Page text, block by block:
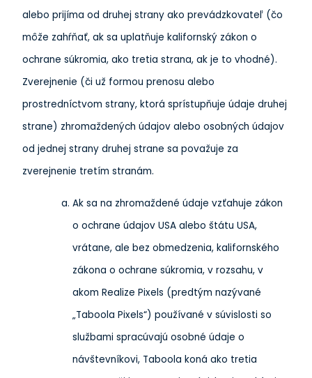
alebo prijíma od druhej strany ako prevádzkovateľ (čo
môže zahŕňať, ak sa uplatňuje kalifornský zákon o
ochrane súkromia, ako tretia strana, ak je to vhodné).
Zverejnenie (či už formou prenosu alebo
prostredníctvom strany, ktorá sprístupňuje údaje druhej
strane) zhromaždených údajov alebo osobných údajov
od jednej strany druhej strane sa považuje za
zverejnenie tretím stranám.
Ak sa na zhromaždené údaje vzťahuje zákon
o ochrane údajov USA alebo štátu USA,
vrátane, ale bez obmedzenia, kalifornského
zákona o ochrane súkromia, v rozsahu, v
akom Realize Pixels (predtým nazývané
„Taboola Pixels“) používané v súvislosti so
službami spracúvajú osobné údaje o
návštevníkovi, Taboola koná ako tretia